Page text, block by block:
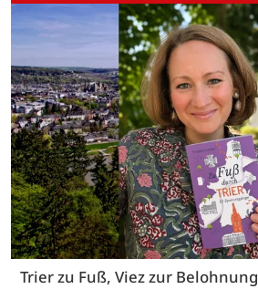
Trier zu Fuß, Viez zur Belohnung